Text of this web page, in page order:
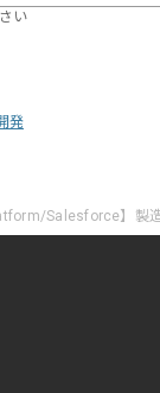
い
発
Salesforce】製